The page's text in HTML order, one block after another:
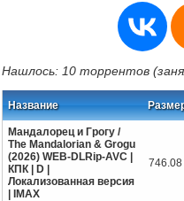
Нашлось: 10 торрентов
Название
Мандалорец и Грогу /
The Mandalorian & Grogu
(2026) WEB-DLRip-AVC |
КПК | D |
Локализованная версия
| IMAX
746.08